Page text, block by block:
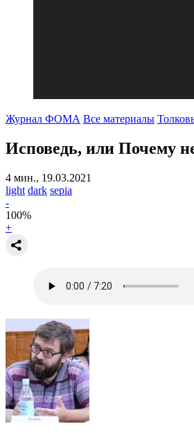
Журнал ФОМА Все материалы
Исповедь, или Почему
4 мин., 19.03.2021
light dark sepia
-
100%
+